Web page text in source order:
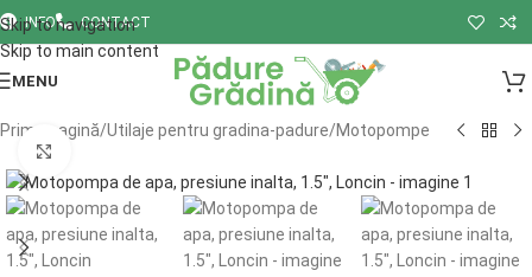
Skip to navigation
Skip to main content
INFO CONTACT
MENU
Prima pagină/Utilaje pentru gradina-padure/Motopompe